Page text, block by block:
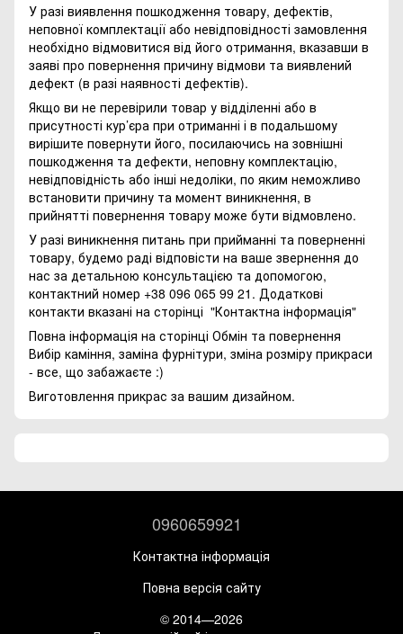
У разі виявлення пошкодження товару, дефектів,
неповної комплектації або невідповідності замовлення
необхідно відмовитися від його отримання, вказавши в
заяві про повернення причину відмови та виявлений
дефект (в разі наявності дефектів).
Якщо ви не перевірили товар у відділенні або в
присутності кур’єра при отриманні і в подальшому
вирішите повернути його, посилаючись на зовнішні
пошкодження та дефекти, неповну комплектацію,
невідповідність або інші недоліки, по яким неможливо
встановити причину та момент виникнення, в
прийнятті повернення товару може бути відмовлено.
У разі виникнення питань при прийманні та поверненні
товару, будемо раді відповісти на ваше звернення до
нас за детальною консультацією та допомогою,
контактний номер +38 096 065 99 21. Додаткові
контакти вказані на сторінці "Контактна інформація"
Повна інформація на сторінці Обмін та повернення
Вибір каміння, заміна фурнітури, зміна розміру прикраси
- все, що забажаєте :)
Виготовлення прикрас за вашим дизайном.
0960659921
Контактна інформація
Повна версія сайту
© 2014—2026